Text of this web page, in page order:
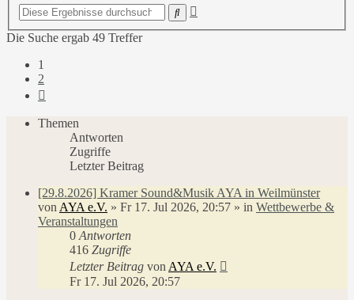
Suche
Die Suche ergab 49 Treffer
1
2
Themen
Antworten
Zugriffe
Letzter Beitrag
[29.8.2026] Kramer Sound&Musik AYA in Weilmünster
von AYA e.V. » Fr 17. Jul 2026, 20:57 » in Wettbewerbe &
Veranstaltungen
0 Antworten
416 Zugriffe
Letzter Beitrag von AYA e.V.
Fr 17. Jul 2026, 20:57